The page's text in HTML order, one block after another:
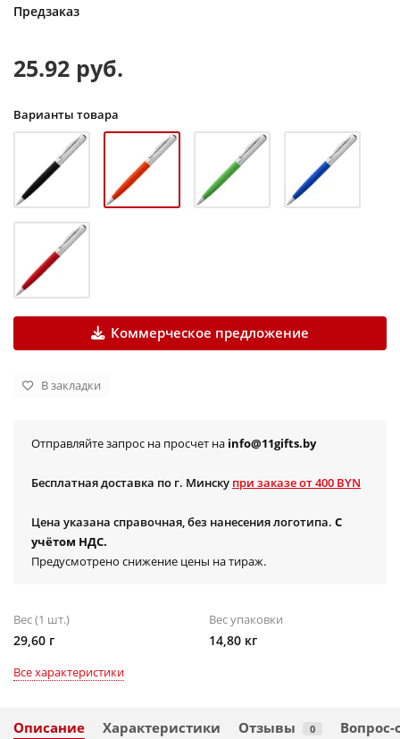
Предзаказ
25.92 руб.
Варианты товара
Коммерческое предложение
В закладки
Отправляйте запрос на просчет на info@11gifts.by
Бесплатная доставка по г. Минску при заказе от 400 BYN
Цена указана справочная, без нанесения логотипа. С
учётом НДС.
Предусмотрено снижение цены на тираж.
Вес (1 шт.)
29,60 г
Вес упаковки
14,80 кг
Все характеристики
Описание Характеристики Отзывы 0 Вопрос-